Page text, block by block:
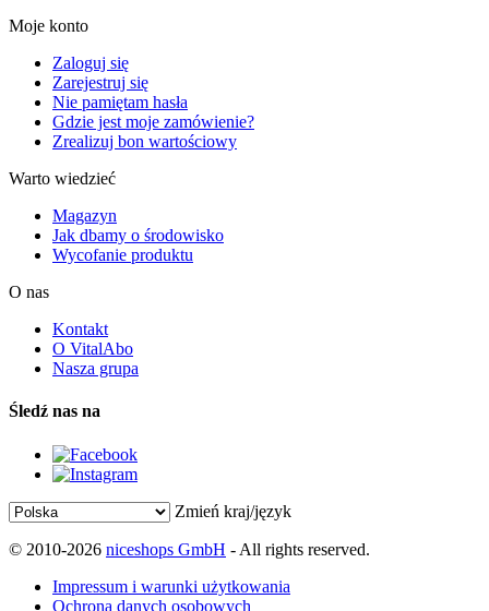
Moje konto
Zaloguj się
Zarejestruj się
Nie pamiętam hasła
Gdzie jest moje zamówienie?
Zrealizuj bon wartościowy
Warto wiedzieć
Magazyn
Jak dbamy o środowisko
Wycofanie produktu
O nas
Kontakt
O VitalAbo
Nasza grupa
Śledź nas na
Zmień kraj/język
© 2010-2026 niceshops GmbH - All rights reserved.
Impressum i warunki użytkowania
Ochrona danych osobowych